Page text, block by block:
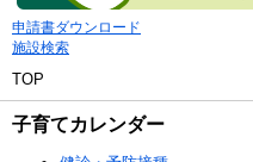
申請書ダウンロード
施設検索
TOP
子育てカレンダー